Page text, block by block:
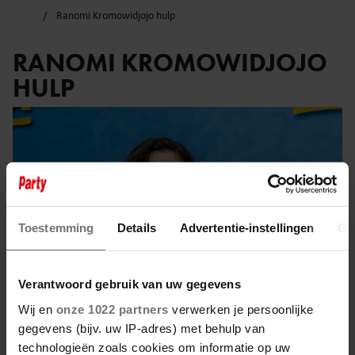
Toestemming Details Advertentie-instellingen
Verantwoord gebruik van uw gegevens
Wij en onze 1022 partners verwerken je persoonlijke
gegevens (bijv. uw IP-adres) met behulp van
technologieën zoals cookies om informatie op uw
Ranomi Kromowidjojo hulp
RANOMI KROMOWIDJOJO
HULP